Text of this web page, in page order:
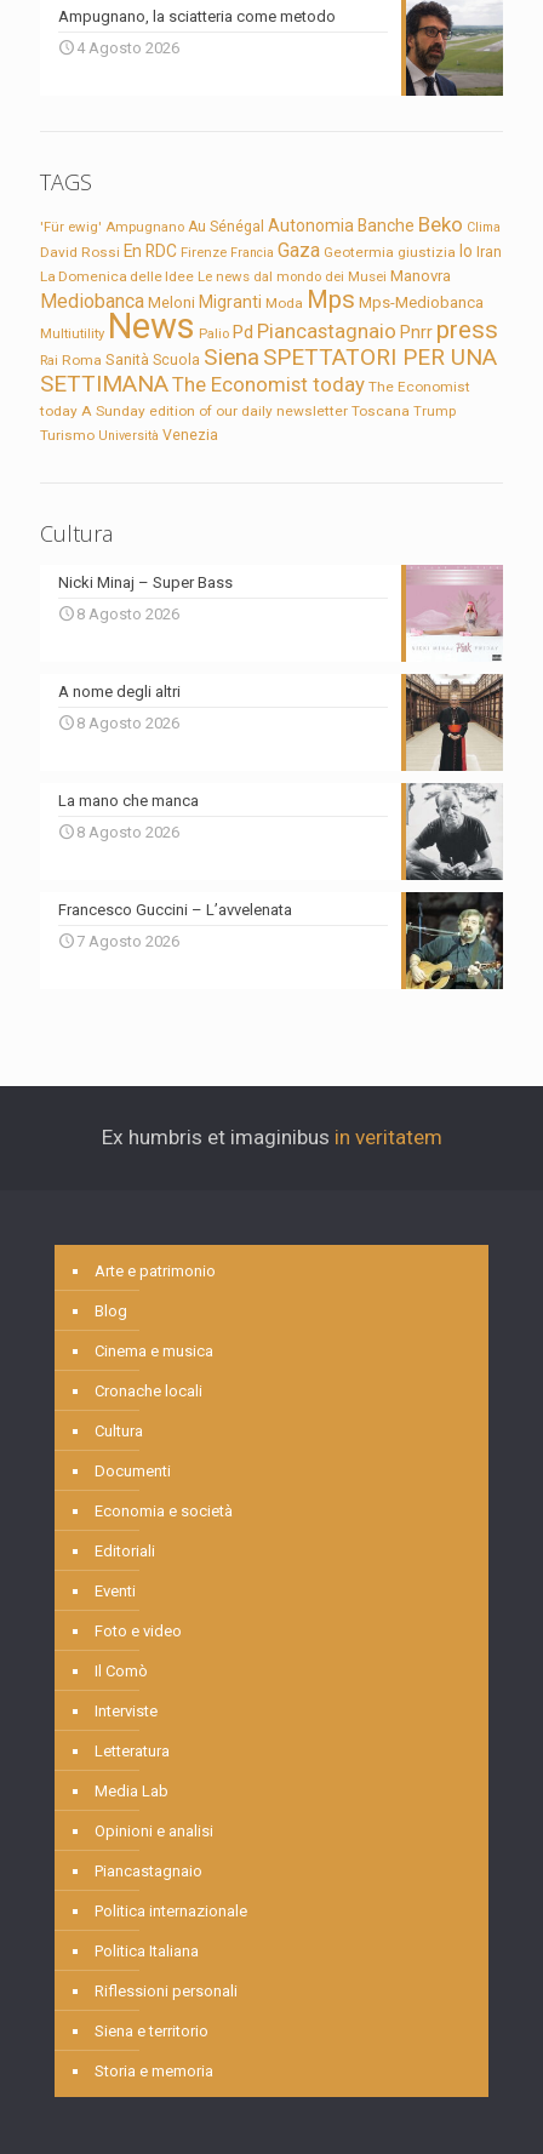
Ampugnano, la sciatteria come metodo
4 Agosto 2026
TAGS
'Für ewig' Ampugnano Au Sénégal Autonomia Banche Beko Clima
David Rossi En RDC Firenze Francia Gaza Geotermia giustizia Io Iran
La Domenica delle Idee Le news dal mondo dei Musei Manovra
Mediobanca Meloni Migranti Moda Mps Mps-Mediobanca
Multiutility News Palio Pd Piancastagnaio Pnrr press
Rai Roma Sanità Scuola Siena SPETTATORI PER UNA
SETTIMANAThe Economist today The Economist
today A Sunday edition of our daily newsletter Toscana Trump
Turismo Università Venezia
Cultura
Nicki Minaj – Super Bass
8 Agosto 2026
A nome degli altri
8 Agosto 2026
La mano che manca
8 Agosto 2026
Francesco Guccini – L’avvelenata
7 Agosto 2026
Ex humbris et imaginibus in veritatem
Arte e patrimonio
Blog
Cinema e musica
Cronache locali
Cultura
Documenti
Economia e società
Editoriali
Eventi
Foto e video
Il Comò
Interviste
Letteratura
Media Lab
Opinioni e analisi
Piancastagnaio
Politica internazionale
Politica Italiana
Riflessioni personali
Siena e territorio
Storia e memoria